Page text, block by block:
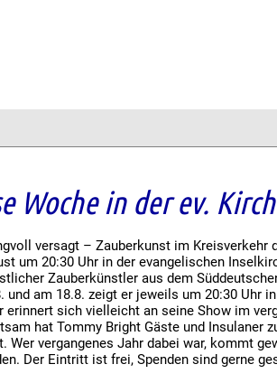
Woche in der ev.
versagt – Zauberkunst im Kreisverkehr
um 20:30 Uhr in der evangelischen
Zauberkünstler aus dem
und am 18.8. zeigt er jeweils um 20:30 Uhr
erinnert sich vielleicht an seine Show im
hat Tommy Bright Gäste und Insulaner
Wer vergangenes Jahr dabei war, kommt
Der Eintritt ist frei, Spenden sind gerne